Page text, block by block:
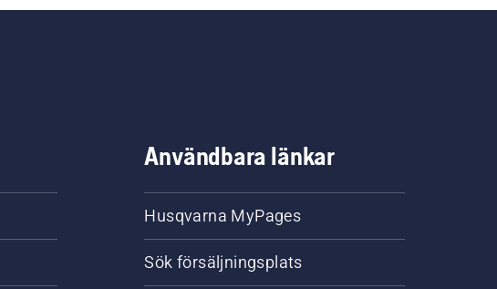
Användbara länkar
Husqvarna MyPages
Sök försäljningsplats